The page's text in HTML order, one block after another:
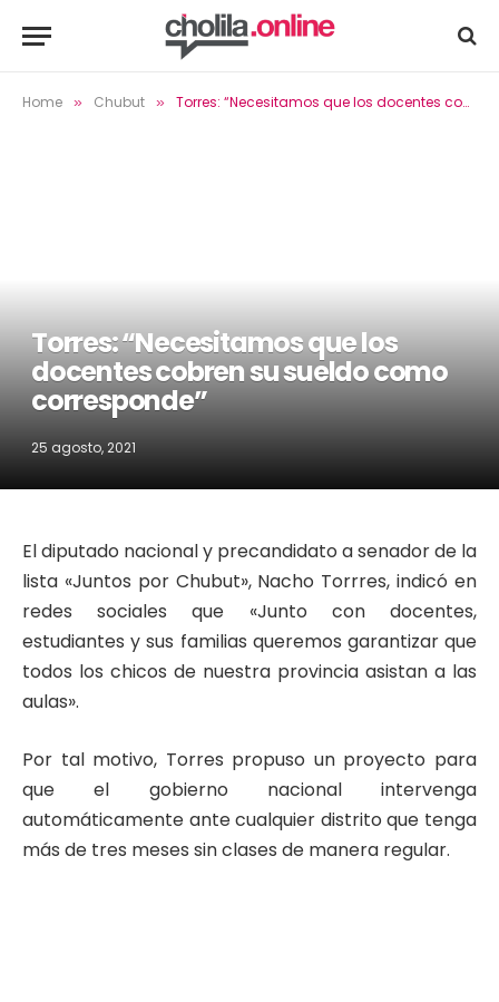
Home » Chubut » Torres: “Necesitamos que los docentes cobren su sueldo como corresponde”
Torres: “Necesitamos que los
docentes cobren su sueldo como
corresponde”
25 agosto, 2021
El diputado nacional y precandidato a senador de la
lista «Juntos por Chubut», Nacho Torrres, indicó en
redes sociales que «Junto con docentes,
estudiantes y sus familias queremos garantizar que
todos los chicos de nuestra provincia asistan a las
aulas».
Por tal motivo, Torres propuso un proyecto para
que el gobierno nacional intervenga
automáticamente ante cualquier distrito que tenga
más de tres meses sin clases de manera regular.